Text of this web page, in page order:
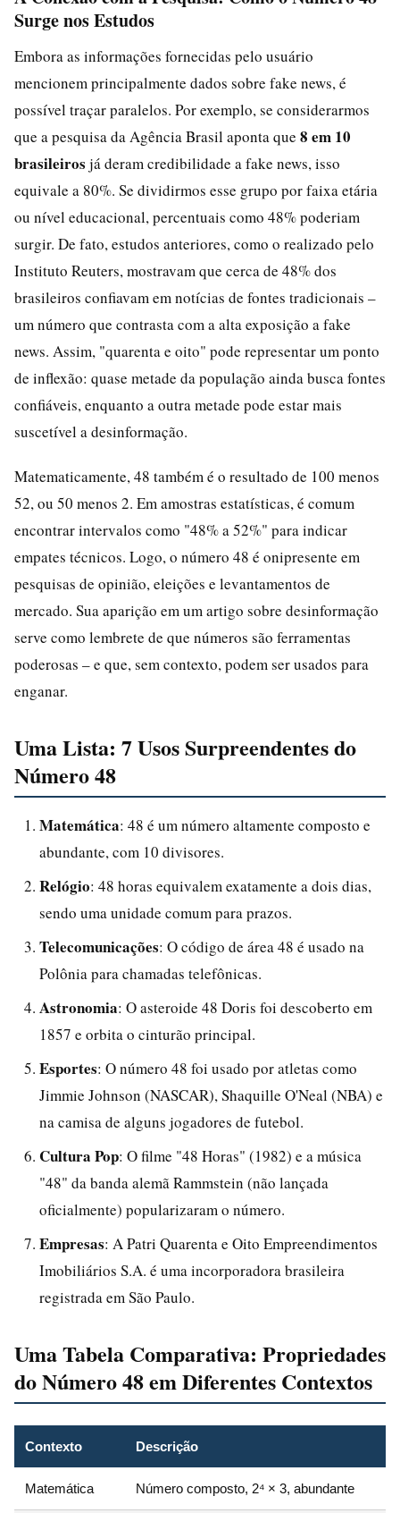
Surge nos Estudos
Embora as informações fornecidas pelo usuário
mencionem principalmente dados sobre fake news, é
possível traçar paralelos. Por exemplo, se considerarmos
que a pesquisa da Agência Brasil aponta que 8 em 10
brasileiros já deram credibilidade a fake news, isso
equivale a 80%. Se dividirmos esse grupo por faixa etária
ou nível educacional, percentuais como 48% poderiam
surgir. De fato, estudos anteriores, como o realizado pelo
Instituto Reuters, mostravam que cerca de 48% dos
brasileiros confiavam em notícias de fontes tradicionais –
um número que contrasta com a alta exposição a fake
news. Assim, "quarenta e oito" pode representar um ponto
de inflexão: quase metade da população ainda busca fontes
confiáveis, enquanto a outra metade pode estar mais
suscetível a desinformação.
Matematicamente, 48 também é o resultado de 100 menos
52, ou 50 menos 2. Em amostras estatísticas, é comum
encontrar intervalos como "48% a 52%" para indicar
empates técnicos. Logo, o número 48 é onipresente em
pesquisas de opinião, eleições e levantamentos de
mercado. Sua aparição em um artigo sobre desinformação
serve como lembrete de que números são ferramentas
poderosas – e que, sem contexto, podem ser usados para
enganar.
Uma Lista: 7 Usos Surpreendentes do
Número 48
Matemática: 48 é um número altamente composto e
abundante, com 10 divisores.
Relógio: 48 horas equivalem exatamente a dois dias,
sendo uma unidade comum para prazos.
Telecomunicações: O código de área 48 é usado na
Polônia para chamadas telefônicas.
Astronomia: O asteroide 48 Doris foi descoberto em
1857 e orbita o cinturão principal.
Esportes: O número 48 foi usado por atletas como
Jimmie Johnson (NASCAR), Shaquille O'Neal (NBA) e
na camisa de alguns jogadores de futebol.
Cultura Pop: O filme "48 Horas" (1982) e a música
"48" da banda alemã Rammstein (não lançada
oficialmente) popularizaram o número.
Empresas: A Patri Quarenta e Oito Empreendimentos
Imobiliários S.A. é uma incorporadora brasileira
registrada em São Paulo.
Uma Tabela Comparativa: Propriedades
do Número 48 em Diferentes Contextos
Contexto Descrição
Matemática Número composto, 2⁴ × 3, abundante